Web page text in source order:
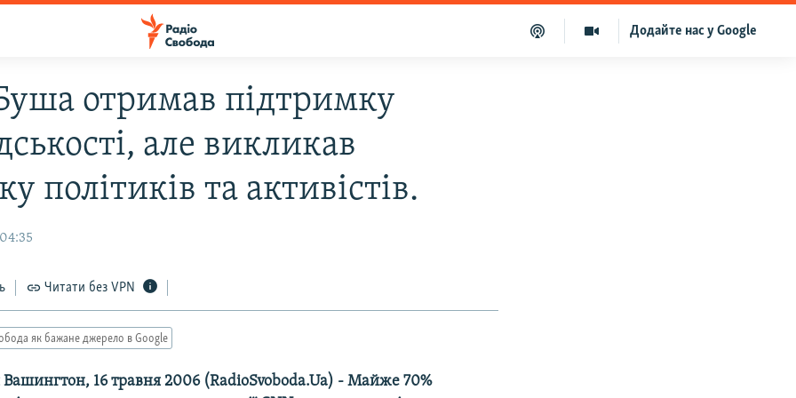
Додайте нас у Google
отримав підтримку
але викликав
політиків та активістів.
Читати без VPN
як бажане джерело в Google
Вашингтон, 16 травня 2006 (RadioSvoboda.Ua) - Майже 70%